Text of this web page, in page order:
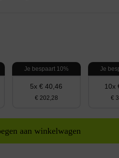
Je bespaart 10%
5x € 40,46
€ 202,28
Je
10x
€
aan winkelwagen